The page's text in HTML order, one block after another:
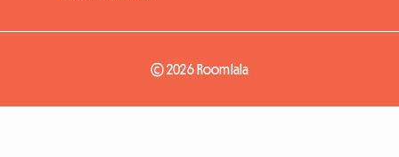
© 2026 Roomlala